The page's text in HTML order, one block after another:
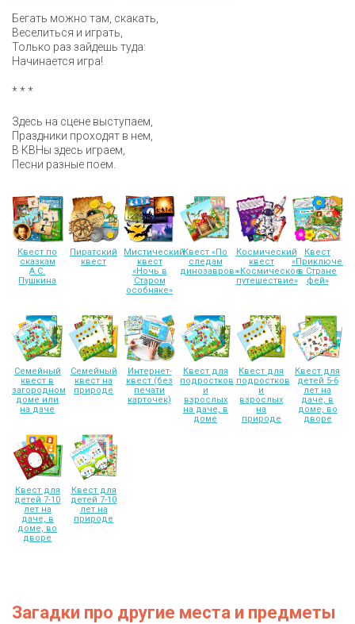
Бегать можно там, скакать,
Веселиться и играть,
Только раз зайдешь туда:
Начинается игра!
* * *
Здесь на сцене выступаем,
Праздники проходят в нем,
В КВНы здесь играем,
Песни разные поем.
Квест по
сказкам
А.С.
Пушкина
Пиратский
квест
Мистический
квест
«Ночь в
Старом
особняке»
Квест «По
следам
динозавров»
Космический
квест
«Космическое
путешествие»
Квест
в Стране
фей»
Семейный
квест в
загородном
доме или
на даче
Семейный
квест на
природе
Интернет-
квест (без
печати
карточек)
Квест для
подростков
и
взрослых
на даче, в
доме
Квест для
подростков
и
взрослых
на
природе
Квест для
детей 5-6
лет на
даче, в
доме, во
дворе
Квест для
детей 7-10
лет на
даче, в
доме, во
дворе
Квест для
детей 7-10
лет на
природе
Загадки про другие места и предметы